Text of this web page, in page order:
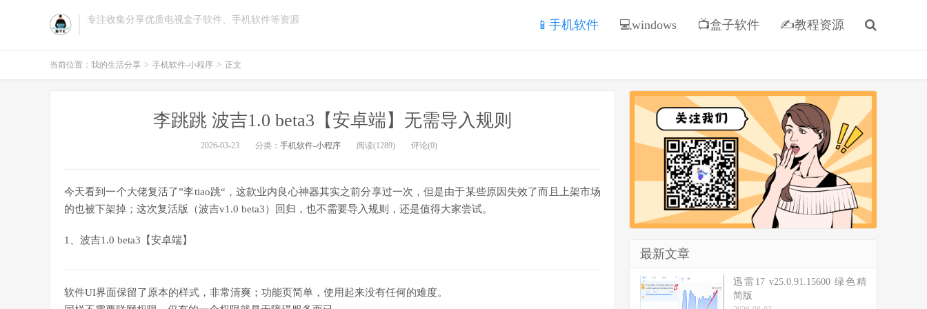
专注收集分享优质电视盒子软件、手机软件等资源 📱手机软件 💻windows 📺盒子软件 ✍教程资源
当前位置： 我的生活分享 > 手机软件-小程序 > 正文
李跳跳 波吉1.0 beta3【安卓端】无需导入规则
2026-03-23 分类： 手机软件-小程序 阅读(1289) 评论(0)
今天看到一个大佬复活了”李tiao跳“，这款业内良心神器其实之前分享过一次，但是由于某些原因失效了而且上架市场
的也被下架掉；这次复活版（波吉v1.0 beta3）回归，也不需要导入规则，还是值得大家尝试。
1、波吉1.0 beta3【安卓端】
软件UI界面保留了原本的样式，非常清爽；功能页简单，使用起来没有任何的难度。
最新文章
迅雷17 v25.0.91.15600 绿色精
简版